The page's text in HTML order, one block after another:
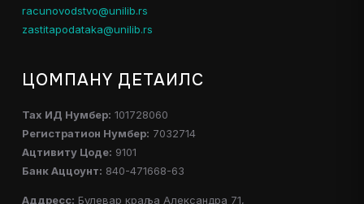
racunovodstvo@unilib.rs
zastitapodataka@unilib.rs
ЦОМПАНY ДЕТАИЛС
Таx ИД Нумбер: 101728060
Регистратион Нумбер: 7032714
Ацтивитy Цоде: 9101
Банк Аццоунт: 840-471668-63
Аддресс: Булевар краља Александра 71,